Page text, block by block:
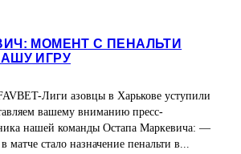
МОМЕНТ С ПЕНАЛЬТИ
ИГРУ
Лиги азовцы в Харькове уступили
вашему вниманию пресс-
нашей команды Остапа Маркевича: —
стало назначение пенальти в...